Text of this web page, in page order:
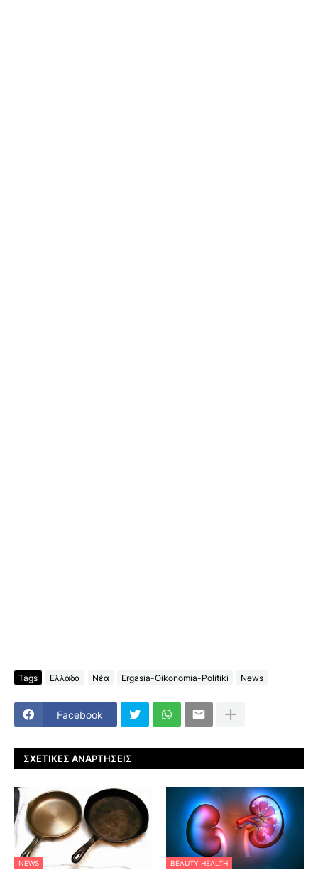
Tags Ελλάδα Νέα Ergasia-Oikonomia-Politiki News
Facebook
ΣΧΕΤΙΚΈΣ ΑΝΑΡΤΉΣΕΙΣ
NEWS BEAUTY HEALTH